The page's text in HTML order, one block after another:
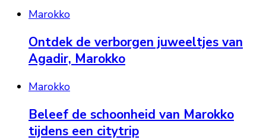
Marokko
Ontdek de verborgen juweeltjes van
Agadir, Marokko
Marokko
Beleef de schoonheid van Marokko
tijdens een citytrip